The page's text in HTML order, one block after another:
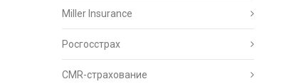
Miller Insurance
Росгосстрах
CMR-страхование